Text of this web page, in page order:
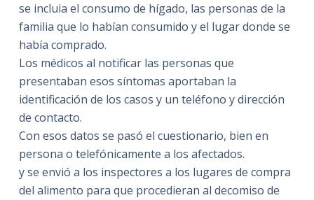
se incluia el consumo de hígado, las personas de la
familia que lo habían consumido y el lugar donde se
había comprado.
Los médicos al notificar las personas que
presentaban esos síntomas aportaban la
identificación de los casos y un teléfono y dirección
de contacto.
Con esos datos se pasó el cuestionario, bien en
persona o telefónicamente a los afectados.
y se envió a los inspectores a los lugares de compra
del alimento para que procedieran al decomiso de